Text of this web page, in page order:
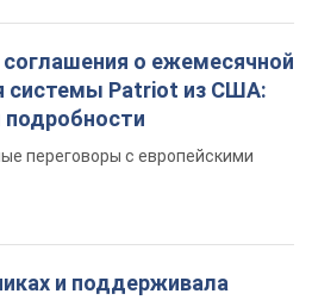
о ежемесячной
системы Patriot из США:
подробности
переговоры с европейскими
и поддерживала